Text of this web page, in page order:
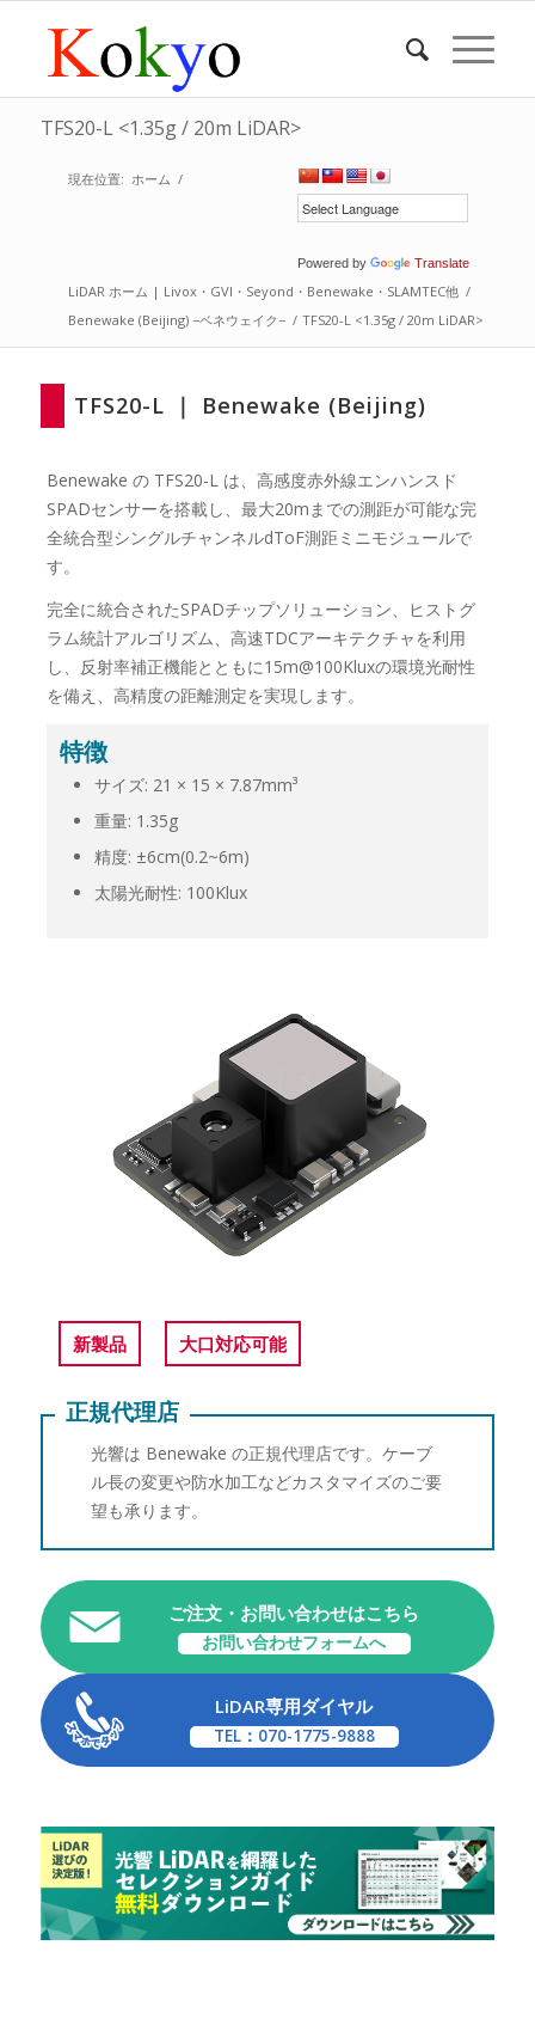
TFS20-L <1.35g / 20m LiDAR>
Powered by Translate
現在位置: ホーム /
LiDAR ホーム | Livox・GVI・Seyond・Benewake・SLAMTEC他 /
Benewake (Beijing) −ベネウェイク− / TFS20-L <1.35g / 20m LiDAR>
TFS20-L ｜ Benewake (Beijing)
Benewake の TFS20-L は、高感度赤外線エンハンスド
SPADセンサーを搭載し、最大20mまでの測距が可能な完
全統合型シングルチャンネルdToF測距ミニモジュールで
す。
完全に統合されたSPADチップソリューション、ヒストグ
ラム統計アルゴリズム、高速TDCアーキテクチャを利用
し、反射率補正機能とともに15m@100Kluxの環境光耐性
を備え、高精度の距離測定を実現します。
特徴
サイズ: 21 × 15 × 7.87mm³
重量: 1.35g
精度: ±6cm(0.2~6m)
太陽光耐性: 100Klux
新製品 大口対応可能
正規代理店
光響は Benewake の正規代理店です。ケーブ
ル長の変更や防水加工などカスタマイズのご要
望も承ります。
ご注文・お問い合わせはこちら
お問い合わせフォームへ
LiDAR専用ダイヤル
TEL：070-1775-9888